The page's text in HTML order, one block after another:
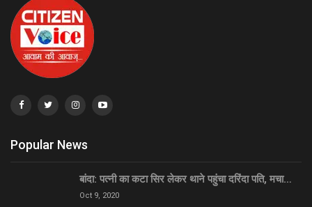
Popular News
बांदा: पत्नी का कटा सिर लेकर थाने पहुंचा दरिंदा पति, मचा…
Oct 9, 2020